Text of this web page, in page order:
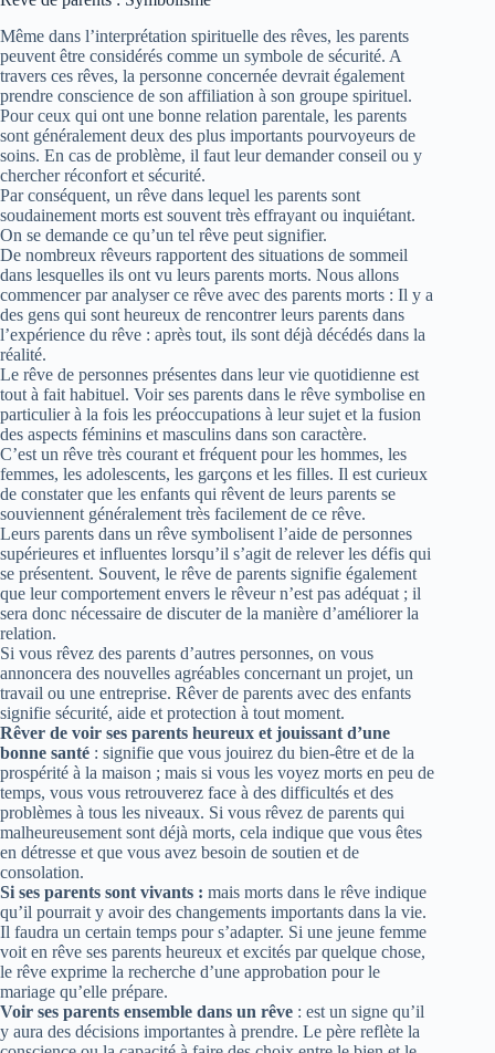
Même dans l’interprétation spirituelle des rêves, les parents
peuvent être considérés comme un symbole de sécurité. A
travers ces rêves, la personne concernée devrait également
prendre conscience de son affiliation à son groupe spirituel.
Pour ceux qui ont une bonne relation parentale, les parents
sont généralement deux des plus importants pourvoyeurs de
soins. En cas de problème, il faut leur demander conseil ou y
chercher réconfort et sécurité.
Par conséquent, un rêve dans lequel les parents sont
soudainement morts est souvent très effrayant ou inquiétant.
On se demande ce qu’un tel rêve peut signifier.
De nombreux rêveurs rapportent des situations de sommeil
dans lesquelles ils ont vu leurs parents morts. Nous allons
commencer par analyser ce rêve avec des parents morts : Il y a
des gens qui sont heureux de rencontrer leurs parents dans
l’expérience du rêve : après tout, ils sont déjà décédés dans la
réalité.
Le rêve de personnes présentes dans leur vie quotidienne est
tout à fait habituel. Voir ses parents dans le rêve symbolise en
particulier à la fois les préoccupations à leur sujet et la fusion
des aspects féminins et masculins dans son caractère.
C’est un rêve très courant et fréquent pour les hommes, les
femmes, les adolescents, les garçons et les filles. Il est curieux
de constater que les enfants qui rêvent de leurs parents se
souviennent généralement très facilement de ce rêve.
Leurs parents dans un rêve symbolisent l’aide de personnes
supérieures et influentes lorsqu’il s’agit de relever les défis qui
se présentent. Souvent, le rêve de parents signifie également
que leur comportement envers le rêveur n’est pas adéquat ; il
sera donc nécessaire de discuter de la manière d’améliorer la
relation.
Si vous rêvez des parents d’autres personnes, on vous
annoncera des nouvelles agréables concernant un projet, un
travail ou une entreprise. Rêver de parents avec des enfants
signifie sécurité, aide et protection à tout moment.
Rêver de voir ses parents heureux et jouissant d’une
bonne santé : signifie que vous jouirez du bien-être et de la
prospérité à la maison ; mais si vous les voyez morts en peu de
temps, vous vous retrouverez face à des difficultés et des
problèmes à tous les niveaux. Si vous rêvez de parents qui
malheureusement sont déjà morts, cela indique que vous êtes
en détresse et que vous avez besoin de soutien et de
consolation.
Si ses parents sont vivants : mais morts dans le rêve indique
qu’il pourrait y avoir des changements importants dans la vie.
Il faudra un certain temps pour s’adapter. Si une jeune femme
voit en rêve ses parents heureux et excités par quelque chose,
le rêve exprime la recherche d’une approbation pour le
mariage qu’elle prépare.
Voir ses parents ensemble dans un rêve : est un signe qu’il
y aura des décisions importantes à prendre. Le père reflète la